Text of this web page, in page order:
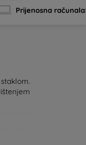
Prijenosna računala
više